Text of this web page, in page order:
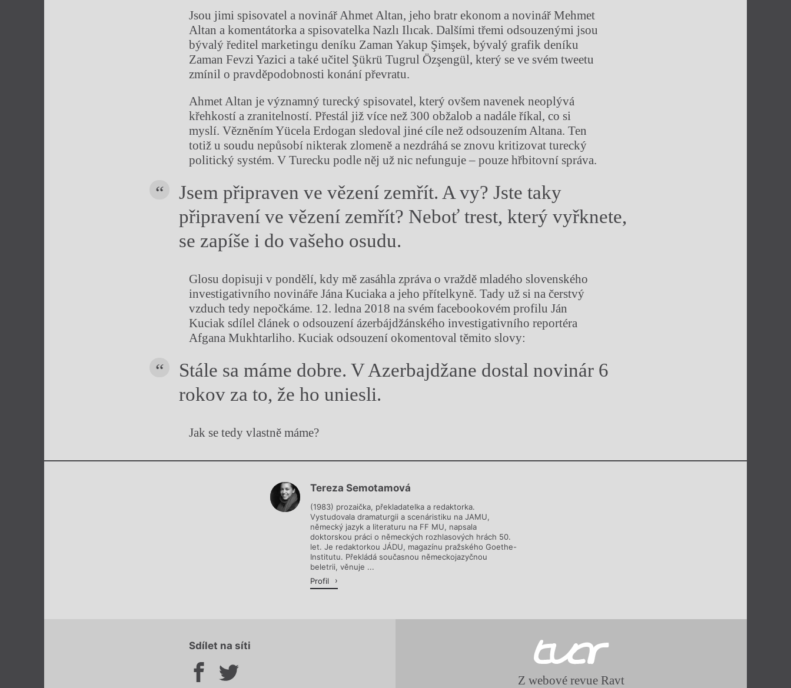
Jsou jimi spisovatel a novinář Ahmet Altan, jeho bratr ekonom a novinář Mehmet
Altan a komentátorka a spisovatelka Nazlı Ilıcak. Dalšími třemi odsouzenými jsou
bývalý ředitel marketingu deníku Zaman Yakup Şimşek, bývalý grafik deníku
Zaman Fevzi Yazici a také učitel Şükrü Tugrul Özşengül, který se ve svém tweetu
zmínil o pravděpodobnosti konání převratu.
Ahmet Altan je významný turecký spisovatel, který ovšem navenek neoplývá
křehkostí a zranitelností. Přestál již více než 300 obžalob a nadále říkal, co si
myslí. Vězněním Yücela Erdogan sledoval jiné cíle než odsouzením Altana. Ten
totiž u soudu nepůsobí nikterak zlomeně a nezdráhá se znovu kritizovat turecký
politický systém. V Turecku podle něj už nic nefunguje – pouze hřbitovní správa.
Jsem připraven ve vězení zemřít. A vy? Jste taky
připravení ve vězení zemřít? Neboť trest, který vyřknete,
se zapíše i do vašeho osudu.
Glosu dopisuji v pondělí, kdy mě zasáhla zpráva o vraždě mladého slovenského
investigativního novináře Jána Kuciaka a jeho přítelkyně. Tady už si na čerstvý
vzduch tedy nepočkáme. 12. ledna 2018 na svém facebookovém profilu Ján
Kuciak sdílel článek o odsouzení ázerbájdžánského investigativního reportéra
Afgana Mukhtarliho. Kuciak odsouzení okomentoval těmito slovy:
Stále sa máme dobre. V Azerbajdžane dostal novinár 6
rokov za to, že ho uniesli.
Jak se tedy vlastně máme?
Chviličku.
Tereza Semotamová
(1983) prozaička, překladatelka a redaktorka.
Vystudovala dramaturgii a scenáristiku na JAMU,
německý jazyk a literaturu na FF MU, napsala
doktorskou práci o německých rozhlasových hrách 50.
let. Je redaktorkou JÁDU, magazínu pražského Goethe-
Institutu. Překládá současnou německojazyčnou
beletrii, věnuje ...
Profil
Sdílet na síti
Z webové revue Ravt